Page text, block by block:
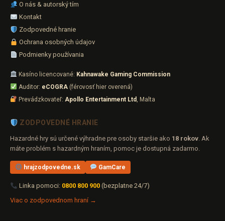
O nás & autorský tím
Kontakt
Zodpovedné hranie
Ochrana osobných údajov
Podmienky používania
Kasíno licencované: Kahnawake Gaming Commission
Auditor: eCOGRA(férovosť hier overená)
Prevádzkovateľ: Apollo Entertainment Ltd , Malta
ZODPOVEDNÉ HRANIE
Hazardné hry sú určené výhradne pre osoby staršie ako 18 rokov. Ak
máte problém s hazardným hraním, pomoc je dostupná zadarmo.
hrajzodpovedne.sk GamCare
Linka pomoci: 0800 800 900(bezplatne 24/7)
Viac o zodpovednom hraní →